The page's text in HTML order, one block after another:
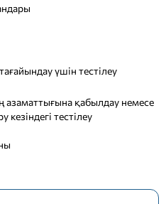
үшін тестілеу
азаматтығына қабылдау немесе
тестілеу